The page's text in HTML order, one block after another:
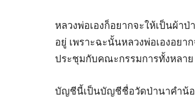
หลวงพ่อเองก็อยากจะให้เป็นผ้
อยู่ เพราะฉะนั้นหลวงพ่อเองอยา
ประชุมกับคณะกรรมการทั้งหลา
บัญชีนี้เป็นบัญชีชื่อวัดป่านาคำน้อ